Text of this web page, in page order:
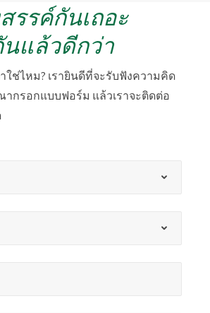
รรค์กันเถอะ
แล้วดีกว่า
ใช่ไหม? เรายินดีที่จะรับฟังความคิด
กรอกแบบฟอร์ม แล้วเราจะติดต่อ